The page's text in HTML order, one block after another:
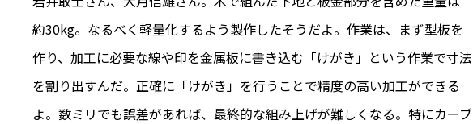
約30kg。なるべく軽量化するよう製作したそうだよ。作業は、まず型板を
作り、加工に必要な線や印を金属板に書き込む「けがき」という作業で寸法
を割り出すんだ。正確に「けがき」を行うことで精度の高い加工ができる
よ。数ミリでも誤差があれば、最終的な組み上げが難しくなる。特にカーブ